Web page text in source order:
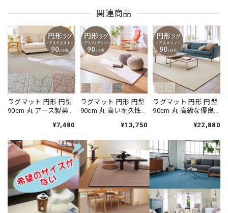
関連商品
ラグマット 円形 円型
90cm 丸 アース製薬
て生まれた防ダニカ
たナチュラルな色合
いとシンプルなデザ
インが魅力 無地調 幾
何学柄 全3色 防炎ラ
ベル付『アスクエス
ト/QST』
¥7,480
ラグマット 円形 円型
90cm 丸 高い耐久性
防汚カーペット！花
すく日々のお手入れ
簡単♪落ち着いたニ
ュアンスカラーのサ
キソニータイプ 無地
全4色 防炎ラベル付
『アスフェアリ
ー/FAY』
¥13,750
ラグマット 円形 円型
90cm 丸 高級な優良
を使用したウール
いの異なる2種類のル
ープタイプ 防炎ラベ
ル付『アスメリ
ノ/MRN』
¥22,880